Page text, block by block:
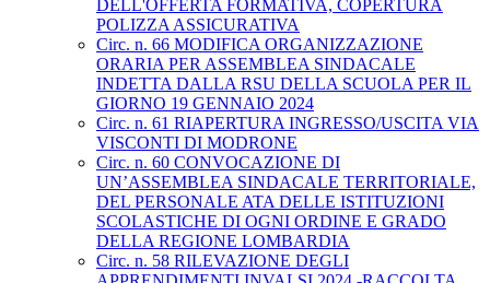
DELL'OFFERTA FORMATIVA, COPERTURA
POLIZZA ASSICURATIVA
Circ. n. 66 MODIFICA ORGANIZZAZIONE
ORARIA PER ASSEMBLEA SINDACALE
INDETTA DALLA RSU DELLA SCUOLA PER IL
GIORNO 19 GENNAIO 2024
Circ. n. 61 RIAPERTURA INGRESSO/USCITA VIA
VISCONTI DI MODRONE
Circ. n. 60 CONVOCAZIONE DI
UN’ASSEMBLEA SINDACALE TERRITORIALE,
DEL PERSONALE ATA DELLE ISTITUZIONI
SCOLASTICHE DI OGNI ORDINE E GRADO
DELLA REGIONE LOMBARDIA
Circ. n. 58 RILEVAZIONE DEGLI